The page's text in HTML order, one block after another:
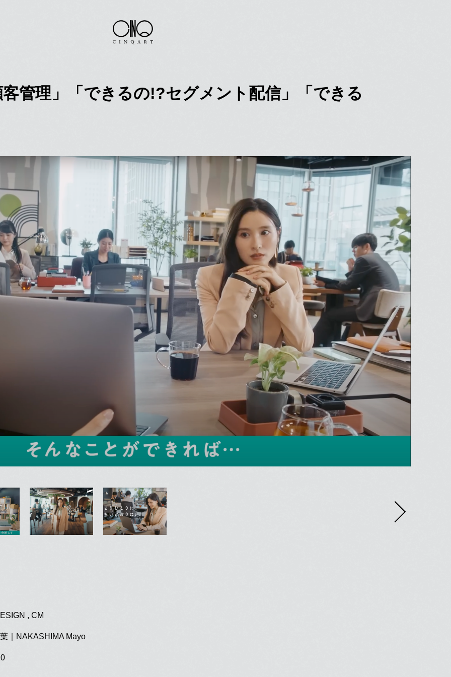
管理」「できるの!?セグメント配信」「できる
, CM
｜NAKASHIMA Mayo